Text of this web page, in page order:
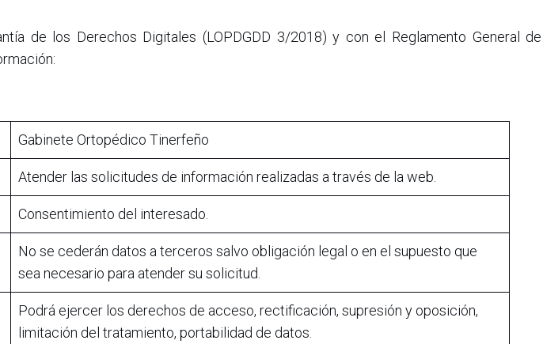
de los Derechos Digitales (LOPDGDD 3/2018) y con el Reglamento General de
Gabinete Ortopédico Tinerfeño
Atender las solicitudes de información realizadas a través de la web.
Consentimiento del interesado.
No se cederán datos a terceros salvo obligación legal o en el supuesto que
sea necesario para atender su solicitud.
Podrá ejercer los derechos de acceso, rectificación, supresión y oposición,
limitación del tratamiento, portabilidad de datos.